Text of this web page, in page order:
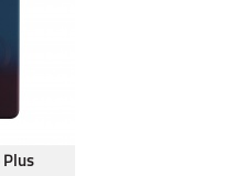
Plus